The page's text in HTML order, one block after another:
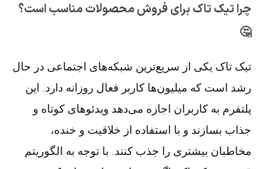
چرا تیک تاک برای فروش محصولات مناسب است؟
🤔
تیک تاک یکی از سریع‌ترین شبکه‌های اجتماعی در حال
رشد است که میلیون‌ها کاربر فعال روزانه دارد. این
پلتفرم به کاربران اجازه می‌دهد ویدئوهای کوتاه و
جذاب بسازند و با استفاده از خلاقیت و خنده،
مخاطبان بیشتری را جذب کنند. با توجه به الگوریتم